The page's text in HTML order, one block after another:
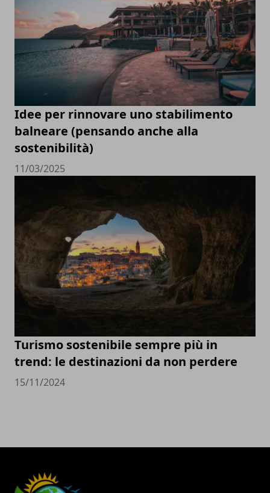
Idee per rinnovare uno stabilimento
balneare (pensando anche alla
sostenibilità)
11/03/2025
Turismo sostenibile sempre più in
trend: le destinazioni da non perdere
15/11/2024